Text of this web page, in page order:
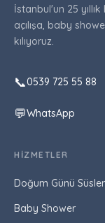
İstanbul'un 25
açılışa, baby
kılıyoruz.
📞0539 725 55 88
💬WhatsApp
HIZMETLER
Doğum Günü
Baby Shower